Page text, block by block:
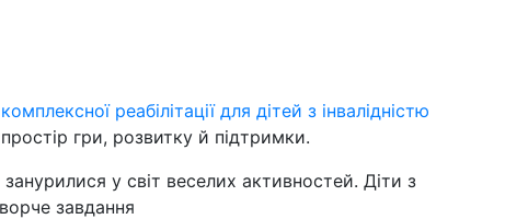
реабілітації для дітей з інвалідністю
гри, розвитку й підтримки.
у світ веселих активностей. Діти з
завдання